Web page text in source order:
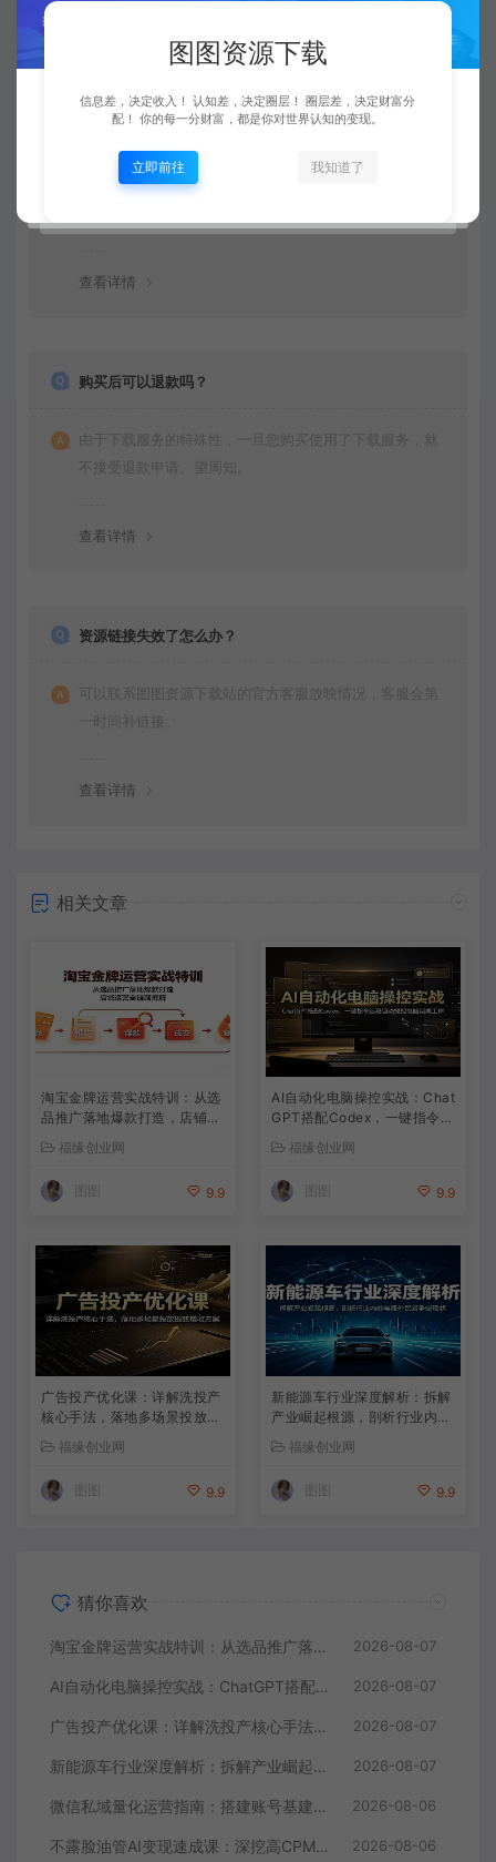
资源是每天更新吗？
是的，图图资源下载站坚持每天更新市面上最新的课程、
查看详情
购买后可以退款吗？
由于下载服务的特殊性，一旦您购买使用了下载服务，就
不接受退款申请。望周知。
查看详情
资源链接失效了怎么办？
可以联系图图资源下载站的官方客服放映情况，客服会第
一时间补链接。
查看详情
相关文章
淘宝金牌运营实战特训：从选
品推广落地爆款打造，店铺运
营全链路拆解
福缘创业网
9.9
AI自动化电脑操控实战：Chat
GPT搭配Codex，一键指令远
程自动操控电脑完成工作
福缘创业网
9.9
广告投产优化课：详解洗投产
核心手法，落地多场景投放提
福缘创业网
图图 9.9
新能源车行业深度解析：拆解
产业崛起根源，剖析行业内卷
福缘创业网
图图 9.9
猜你喜欢
淘宝金牌运营实战特训：从选品推广落地爆款打造，店铺运营全链路拆解 2026-08-07
AI自动化电脑操控实战：ChatGPT搭配Codex，一键指令远程自动操控电脑完成工作 2026-08-07
广告投产优化课：详解洗投产核心手法，落地多场景投放提效增收方案 2026-08-07
新能源车行业深度解析：拆解产业崛起根源，剖析行业内卷与海外贸易争端现状 2026-08-07
微信私域量化运营指南：搭建账号基建打造热号，脱敏风控规避运营各类高危风险 2026-08-06
不露脸油管AI变现速成课：深挖高CPM盈利领域，零出镜打造YouTube稳定收益账号 2026-08-06
图图资源下载
信息差，决定收入！ 认知差，决定圈层！ 圈层差，决定财富分
配！ 你的每一分财富，都是你对世界认知的变现。
立即前往 我知道了